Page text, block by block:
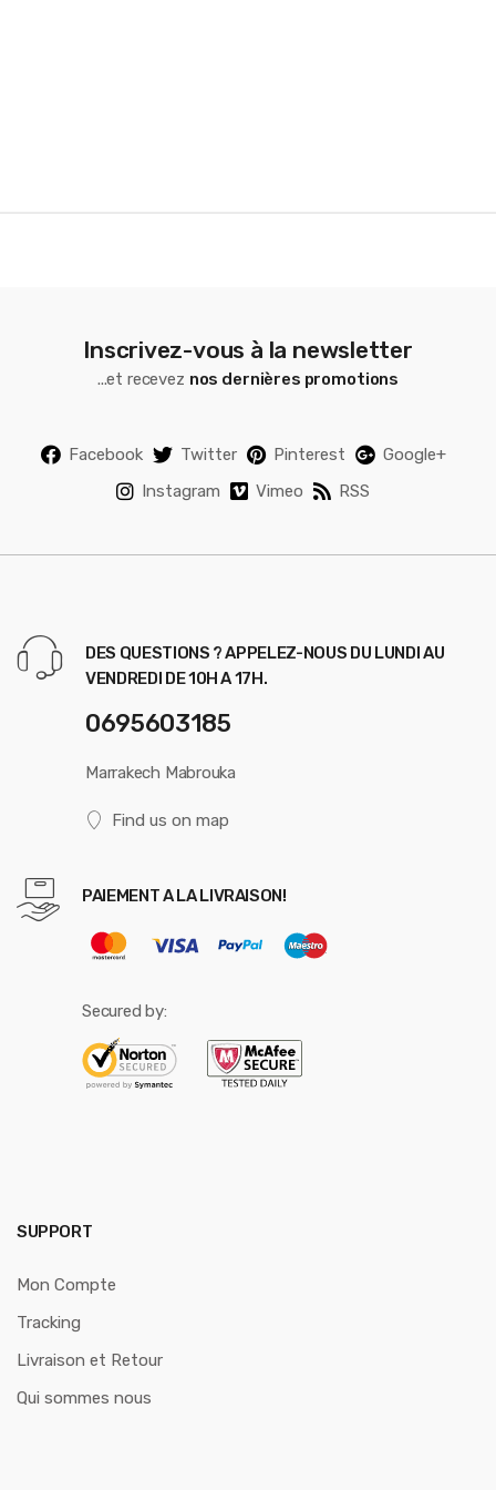
Inscrivez-vous à la newsletter
...et recevez nos dernières promotions
Facebook Twitter Pinterest
Google+
Instagram
Vimeo RSS
DES QUESTIONS ? APPELEZ-NOUS DU LUNDI AU
VENDREDI DE 10H A 17H.
0695603185
Marrakech Mabrouka
Find us on map
PAIEMENT A LA LIVRAISON!
Secured by:
SUPPORT
Mon Compte
Tracking
Livraison et Retour
Qui sommes nous